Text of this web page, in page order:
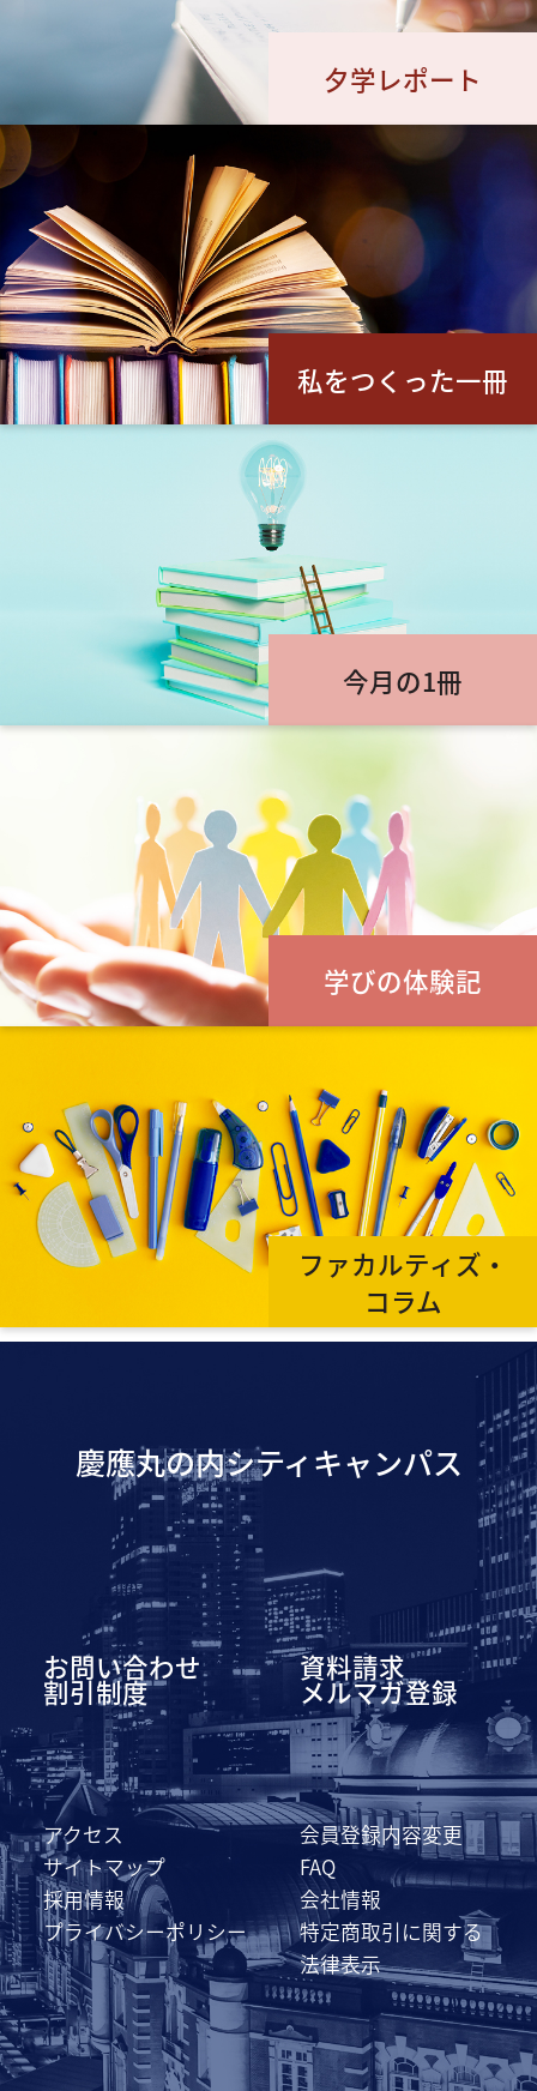
夕学レポート
私をつくった一冊
今月の1冊
学びの体験記
ファカルティズ・
コラム
慶應丸の内シティキャンパス
お問い合わせ 資料請求
割引制度 メルマガ登録
アクセス
会員登録内容変更
サイトマップ
FAQ
採用情報
会社情報
プライバシーポリシー
特定商取引に関する
法律表示